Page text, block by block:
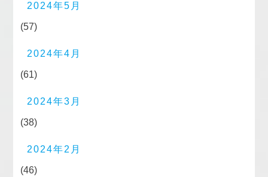
2024年5月
(57)
2024年4月
(61)
2024年3月
(38)
2024年2月
(46)